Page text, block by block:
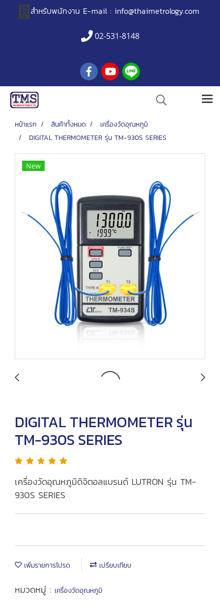
สำหรับพนักงาน E-mail : info@thaimetrology.com
02-531-8148
หน้าแรก สินค้าทั้งหมด
เครื่องวัดอุณหภูมิ
DIGITAL THERMOMETER รุ่น TM-930S SERIES
New
DIGITAL THERMOMETER รุ่น
TM-930S SERIES
เครื่องวัดอุณหภูมิดิจิตอลแบรนด์ LUTRON รุ่น TM-
930S SERIES
เพิ่มรายการโปรด เปรียบเทียบ
หมวดหมู่ : เครื่องวัดอุณหภูมิ